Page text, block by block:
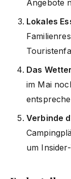
Angebote
Lokales
Das
im Mai
Verbinde
um